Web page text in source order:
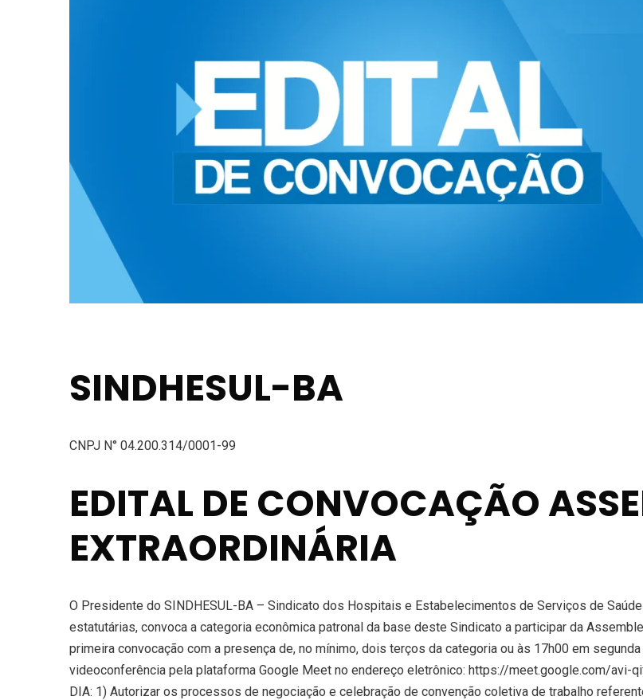
SINDHESUL-BA
CNPJ N° 04.200.314/0001-99
EDITAL DE CONVOCAÇÃO
EXTRAORDINÁRIA
O Presidente do SINDHESUL-BA – Sindicato dos Hospitais e Estabelecimentos de Serviços de
estatutárias, convoca a categoria econômica patronal da base deste Sindicato a participar da
primeira convocação com a presença de, no mínimo, dois terços da categoria ou às 17h00 em
videoconferência pela plataforma Google Meet no endereço eletrônico: https://meet.google.com/avi-
DIA: 1) Autorizar os processos de negociação e celebração de convenção coletiva de trabalho